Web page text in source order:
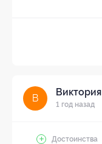
В
Виктория
1 год назад
Достоинства